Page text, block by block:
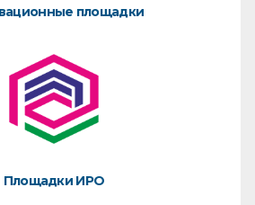
площадки
Площадки ИРО